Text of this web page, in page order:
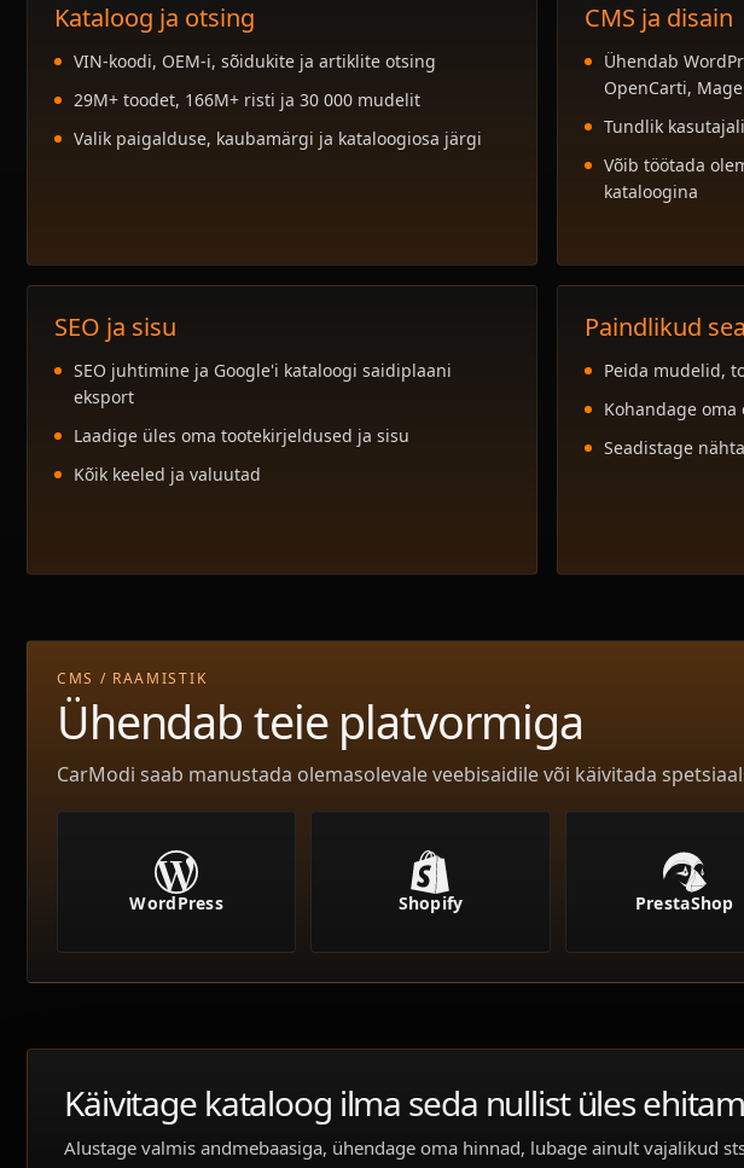
Kataloog ja otsing
VIN-koodi, OEM-i, sõidukite ja artiklite otsing
29M+ toodet, 166M+ risti ja 30 000 mudelit
Valik paigalduse, kaubamärgi ja kataloogiosa järgi
CMS ja disain
Ühendab
OpenCarti,
Tundlik
Võib töötada
kataloogina
SEO ja sisu
SEO juhtimine ja Google'i kataloogi saidiplaani
eksport
Laadige üles oma tootekirjeldused ja sisu
Kõik keeled ja valuutad
Paindlikud
Peida mudelid,
Kohandage
Seadistage
CMS / RAAMISTIK
Ühendab teie platvormiga
CarModi saab manustada olemasolevale veebisaidile või käivitada
WordPress Shopify PrestaShop
Käivitage kataloog ilma seda nullist üles
Alustage valmis andmebaasiga, ühendage oma hinnad, lubage ainult vajalikud